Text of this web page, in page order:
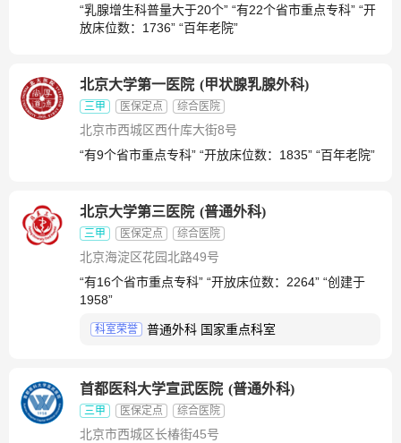
“乳腺增生科普量大于20个” “有22个省市重点专科” “开
放床位数：1736” “百年老院”
北京大学第一医院 (甲状腺乳腺外科)
三甲 医保定点 综合医院
北京市西城区西什库大街8号
“有9个省市重点专科” “开放床位数：1835” “百年老院”
北京大学第三医院 (普通外科)
三甲 医保定点 综合医院
北京海淀区花园北路49号
“有16个省市重点专科” “开放床位数：2264” “创建于
1958”
科室荣誉 普通外科 国家重点科室
首都医科大学宣武医院 (普通外科)
三甲 医保定点 综合医院
北京市西城区长椿街45号